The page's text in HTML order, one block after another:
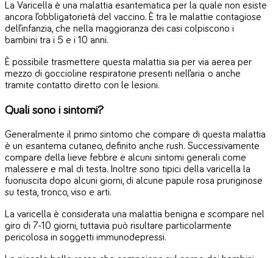
La Varicella è una malattia esantematica per la quale non esiste
ancora l’obbligatorietà del vaccino. È tra le malattie contagiose
dell’infanzia, che nella maggioranza dei casi colpiscono i
bambini tra i 5 e i 10 anni.
È possibile trasmettere questa malattia sia per via aerea per
mezzo di goccioline respiratorie presenti nell’aria o anche
tramite contatto diretto con le lesioni.
Quali sono i sintomi?
Generalmente il primo sintomo che compare di questa malattia
è un esantema cutaneo, definito anche rush. Successivamente
compare della lieve febbre e alcuni sintomi generali come
malessere e mal di testa. Inoltre sono tipici della varicella la
fuoriuscita dopo alcuni giorni, di alcune papule rosa pruriginose
su testa, tronco, viso e arti.
La varicella è considerata una malattia benigna e scompare nel
giro di 7-10 giorni, tuttavia può risultare particolarmente
pericolosa in soggetti immunodepressi.